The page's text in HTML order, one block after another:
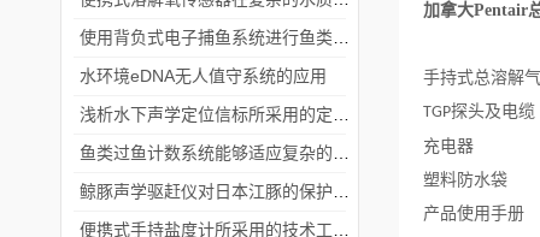
加拿大Pentair
手持式总溶解
TGP探头及电缆
充电器
塑料防水袋
产品使用手册
​水环境eDNA无人值守系统的应用